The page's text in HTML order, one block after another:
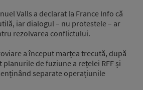
Valls a declarat la France Info că
iar dialogul – nu protestele – ar
rezolvarea conflictului.
a început marțea trecută, după
planurile de fuziune a rețelei RFF și
separate operațiunile